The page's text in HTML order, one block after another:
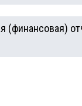
(финансовая)